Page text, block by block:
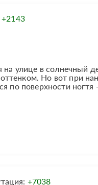
+2143
на улице в солнечный
Но вот при
по поверхности ногтя
+7038